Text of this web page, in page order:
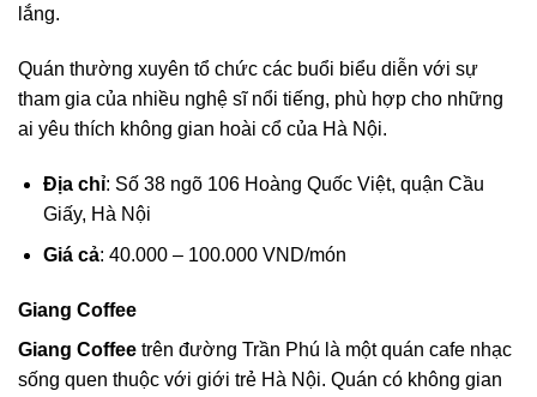
lắng.
Quán thường xuyên tổ chức các buổi biểu diễn với sự
tham gia của nhiều nghệ sĩ nổi tiếng, phù hợp cho những
ai yêu thích không gian hoài cổ của Hà Nội.
Địa chỉ: Số 38 ngõ 106 Hoàng Quốc Việt, quận Cầu
Giấy, Hà Nội
Giá cả: 40.000 – 100.000 VND/món
Giang Coffee
Giang Coffee trên đường Trần Phú là một quán cafe nhạc
sống quen thuộc với giới trẻ Hà Nội. Quán có không gian